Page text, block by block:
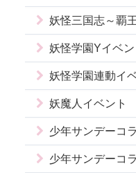
妖怪三国志～覇
妖怪学園Yイベ
妖怪学園連動イ
妖魔人イベント
少年サンデーコ
少年サンデーコ